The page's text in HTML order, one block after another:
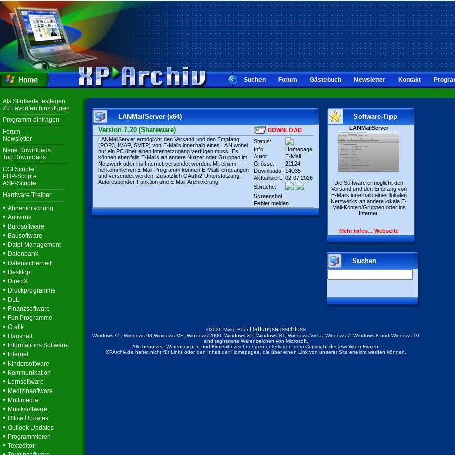
Suchen Forum Gästebuch Newsletter Kontakt
Als Startseite festlegen
Zu Favoriten hinzufügen
Programm eintragen
Forum
Newsletter
Neue Downloads
Top Downloads
CGI Scripte
PHP-Scripte
ASP-Scripte
Hardware Treiber
• Ahnenforschung
• Antivirus
• Bürosoftware
• Bausoftware
• Datei-Management
• Datenbank
• Datensicherheit
• Desktop
• DirectX
• Druckprogramme
• DLL
• Finanzsoftware
• Fun Programme
• Grafik
• Haushalt
• Informations Software
• Internet
• Kindersoftware
• Kommunikation
• Lernsoftware
• Medizinsoftware
• Multimedia
• Musiksoftware
• Office Updates
• Outlook Updates
• Programmieren
• Texteditor
LANMailServer (x64)
Version 7.20 (Shareware)
DOWNLOAD
LANMailServer ermöglicht den Versand und den Empfang
(POP3, IMAP, SMTP) von E-Mails innerhalb eines LAN wobei
nur ein PC über einen Internetzugang verfügen muss. Es
können ebenfalls E-Mails an andere Nutzer oder Gruppen im
Netzwerk oder ins Internet versendet werden. Mit einem
herkömmlichen E-Mail-Programm können E-Mails empfangen
und versendet werden. Zusätzlich OAuth2-Unterstützung,
Autoresponder-Funktion und E-Mail-Archivierung.
Status:
Info:
Homepage
Autor:
E-Mail
Grösse:
21124
Downloads: 14035
Aktualisiert: 02.07.2026
Sprache:
Screenshot
Fehler melden
Software-Tipp
LANMailServer
Die Software ermöglicht den
Versand und den Empfang von
E-Mails innerhalb eines lokalen
Netzwerks an andere lokale E-
Mail-Konten/Gruppen oder ins
Internet.
Mehr Infos... Webseite
Suchen
©2026 Mirko Böer Haftungsausschluss
Windows 95, Windows 98,Windows ME, Windows 2000, Windows XP, Windows NT, Windows Vista, Windows 7, Windows 8 und Windows 10
sind registrierte Warenzeichen von Microsoft.
Alle benutzen Warenzeichen und Firmenbezeichnungen unterliegen dem Copyright der jeweiligen Firmen.
XPArchiv.de haftet nicht für Links oder den Inhalt der Homepages, die über einen Link von unserer Site erreicht werden können.